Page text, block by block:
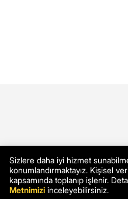
Sizlere daha iyi hizmet
konumlandırmaktayız. Kişisel
kapsamında toplanıp işlenir.
Metnimizi inceleyebilirsiniz.